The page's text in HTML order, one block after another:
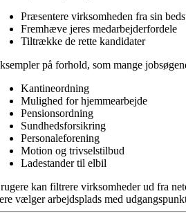
Præsentere virksomheden fra sin
Fremhæve jeres medarbejderfordele
Tiltrække de rette kandidater
på forhold, som mange
Kantineordning
Mulighed for hjemmearbejde
Pensionsordning
Sundhedsforsikring
Personaleforening
Motion og trivselstilbud
Ladestander til elbil
kan filtrere virksomheder ud fra
vælger arbejdsplads med